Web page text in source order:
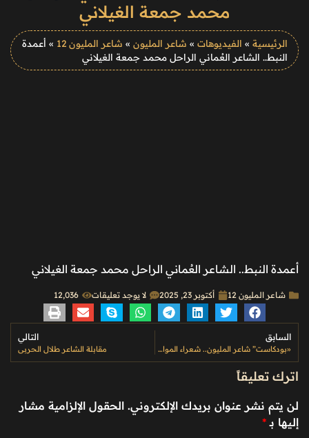
محمد جمعة الغيلاني
الرئيسية » الفيديوهات » شاعر المليون » شاعر المليون 12 » أعمدة
النبط.. الشاعر العُماني الراحل محمد جمعة الغيلاني
أعمدة النبط.. الشاعر العُماني الراحل محمد جمعة الغيلاني
شاعر المليون 12 أكتوبر 23, 2025 لا يوجد تعليقات 12٬036
السابق
«بودكاست” شاعر المليون.. شعراء المواسم السابقة من الإمارات
التالي
مقابلة الشاعر طلال الحربي
اترك تعليقاً
لن يتم نشر عنوان بريدك الإلكتروني. الحقول الإلزامية مشار
إليها بـ *